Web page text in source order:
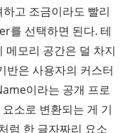
고 조금이라도 빨리
를 선택하면 된다. 테
메모리 공간은 덜 차지
반은 사용자의 커스터
이라는 공개 프로
소로 변환되는 게 기
럼 한 글자짜리 요소